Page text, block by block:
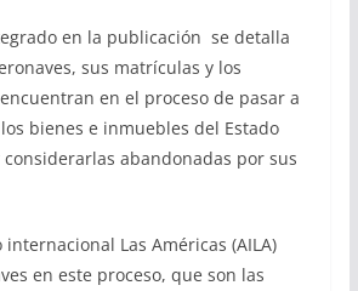
en la publicación se detalla
sus matrículas y los
en el proceso de pasar a
bienes e inmuebles del Estado
abandonadas por sus
Las Américas (AILA)
en este proceso, que son las